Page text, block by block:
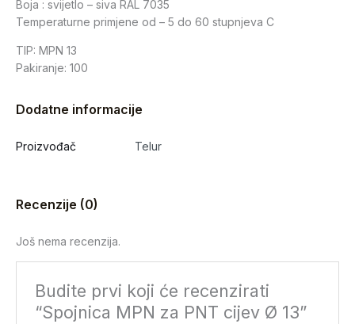
Boja : svijetlo – siva RAL 7035
Temperaturne primjene od – 5 do 60 stupnjeva C
TIP: MPN 13
Pakiranje: 100
Dodatne informacije
Proizvođač Telur
Recenzije (0)
Još nema recenzija.
Budite prvi koji će recenzirati
“Spojnica MPN za PNT cijev Ø 13”